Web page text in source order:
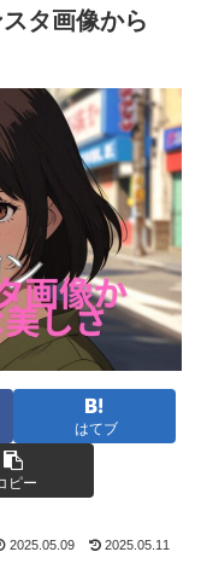
タ画像から
はてブ
ピー
2025.05.09 2025.05.11